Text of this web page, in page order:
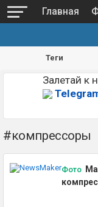
Главная
Теги
Залетай к
#компрессоры
Фото